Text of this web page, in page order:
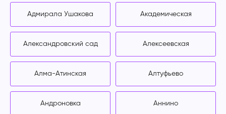
Адмирала Ушакова Академическая
Александровский сад Алексеевская
Алма-Атинская Алтуфьево
Андроновка Аннино